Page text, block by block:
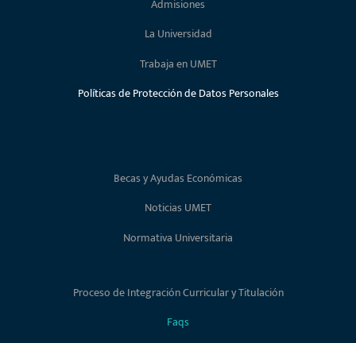
Admisiones
La Universidad
Trabaja en UMET
Políticas de Protección de Datos Personales
Becas y Ayudas Económicas
Noticias UMET
Normativa Universitaria
Proceso de Integración Curricular y Titulación
Faqs